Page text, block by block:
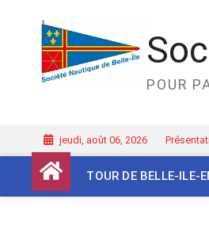
content
POUR
jeudi, août 06, 2026
TOUR DE BELLE-ILE-